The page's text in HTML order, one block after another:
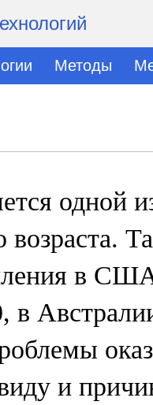
Методы
одной
возраста.
в
в
и